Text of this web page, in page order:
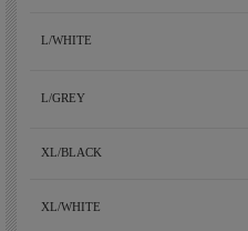
L/WHITE
L/GREY
XL/BLACK
XL/WHITE